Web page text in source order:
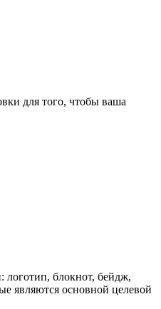
для того, чтобы ваша
логотип, блокнот, бейдж,
являются основной целевой